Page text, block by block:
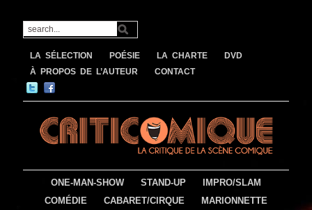
LA SÉLECTION POÉSIE LA CHARTE
DVD
À PROPOS DE L’AUTEUR
CONTACT
ONE-MAN-SHOW STAND-UP
IMPRO/SLAM
COMÉDIE
CABARET/CIRQUE
MARIONNETTE